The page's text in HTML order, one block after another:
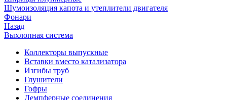
Шумоизоляция капота и утеплители двигателя
Фонари
Назад
Выхлопная система
Коллекторы выпускные
Вставки вместо катализатора
Изгибы труб
Глушители
Гофры
Демпферные соединения